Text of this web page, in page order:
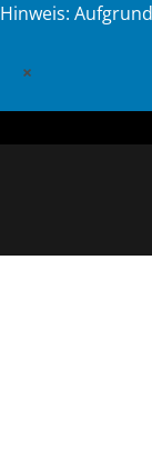
Hinweis:
×
Inhalt